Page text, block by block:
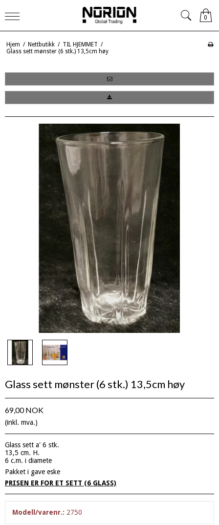
0
Hjem / Nettbutikk / TIL HJEMMET /
Glass sett mønster (6 stk.) 13,5cm høy
Glass sett mønster (6 stk.) 13,5cm høy
69,00 NOK
(inkl. mva.)
Glass sett a' 6 stk.
13,5 cm. H.
6 c.m. i diamete
Pakket i gave eske
PRISEN ER FOR ET SETT (6 GLASS)
Modell/varenr.: 2750